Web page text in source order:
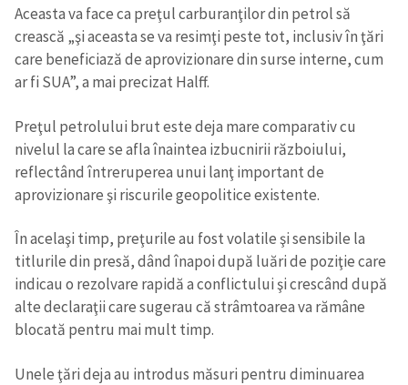
Aceasta va face ca preţul carburanţilor din petrol să
crească „şi aceasta se va resimţi peste tot, inclusiv în ţări
care beneficiază de aprovizionare din surse interne, cum
ar fi SUA”, a mai precizat Halff.
Preţul petrolului brut este deja mare comparativ cu
nivelul la care se afla înaintea izbucnirii războiului,
reflectând întreruperea unui lanţ important de
aprovizionare şi riscurile geopolitice existente.
În acelaşi timp, preţurile au fost volatile şi sensibile la
titlurile din presă, dând înapoi după luări de poziţie care
indicau o rezolvare rapidă a conflictului şi crescând după
alte declaraţii care sugerau că strâmtoarea va rămâne
blocată pentru mai mult timp.
Unele ţări deja au introdus măsuri pentru diminuarea